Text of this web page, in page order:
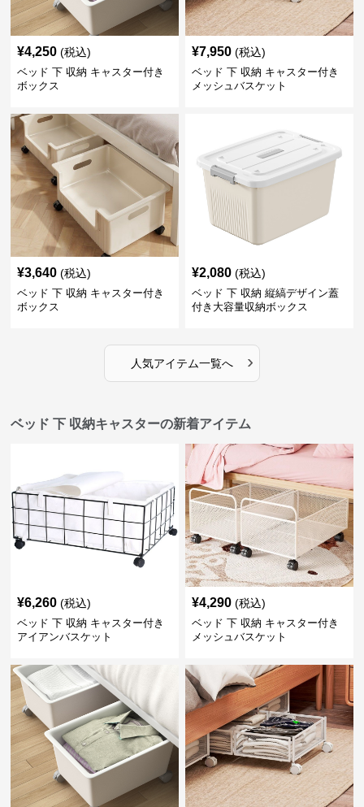
¥4,250 (税込)
ベッド 下 収納 キャスター付き
ボックス
¥7,950 (税込)
ベッド 下 収納 キャスター付き
メッシュバスケット
¥3,640 (税込)
ベッド 下 収納 キャスター付き
ボックス
¥2,080 (税込)
ベッド 下 収納 縦縞デザイン蓋
付き大容量収納ボックス
人気アイテム一覧へ ›
ベッド 下 収納キャスターの新着アイテム
¥6,260 (税込)
ベッド 下 収納 キャスター付き
アイアンバスケット
¥4,290 (税込)
ベッド 下 収納 キャスター付き
メッシュバスケット